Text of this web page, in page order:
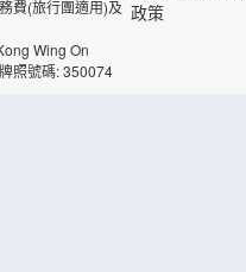
費(旅行團適用)及
Wing On
照號碼: 350074
政策